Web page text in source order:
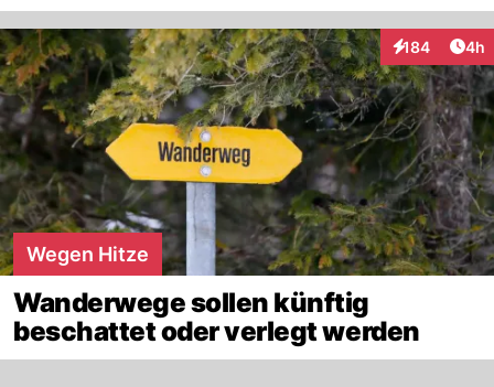
184
Interaktionen
4h
Wegen Hitze
Wanderwege sollen künftig
beschattet oder verlegt werden